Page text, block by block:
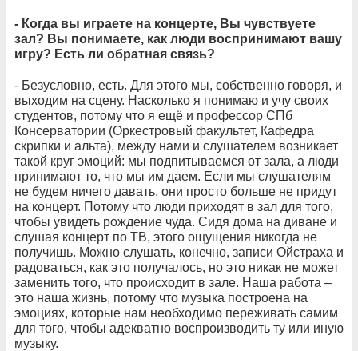
- Когда вы играете на концерте, Вы чувствуете
зал? Вы понимаете, как люди воспринимают вашу
игру? Есть ли обратная связь?
- Безусловно, есть. Для этого мы, собственно говоря, и
выходим на сцену. Насколько я понимаю и учу своих
студентов, потому что я ещё и профессор СПб
Консерватории (Оркестровый факультет, Кафедра
скрипки и альта), между нами и слушателем возникает
такой круг эмоций: мы подпитываемся от зала, а люди
принимают то, что мы им даем. Если мы слушателям
не будем ничего давать, они просто больше не придут
на концерт. Потому что люди приходят в зал для того,
чтобы увидеть рождение чуда. Сидя дома на диване и
слушая концерт по ТВ, этого ощущения никогда не
получишь. Можно слушать, конечно, записи Ойстраха и
радоваться, как это получалось, но это никак не может
заменить того, что происходит в зале. Наша работа –
это наша жизнь, потому что музыка построена на
эмоциях, которые нам необходимо переживать самим
для того, чтобы адекватно воспроизводить ту или иную
музыку.